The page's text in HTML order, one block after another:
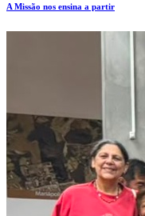
A Missão nos ensina a partir